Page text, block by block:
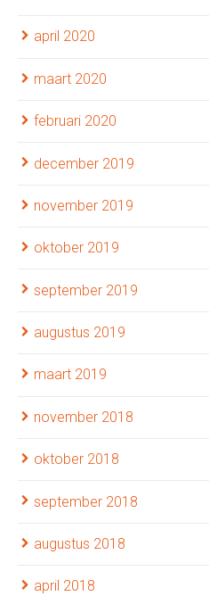
april 2020
maart 2020
februari 2020
december 2019
november 2019
oktober 2019
september 2019
augustus 2019
maart 2019
november 2018
oktober 2018
september 2018
augustus 2018
april 2018